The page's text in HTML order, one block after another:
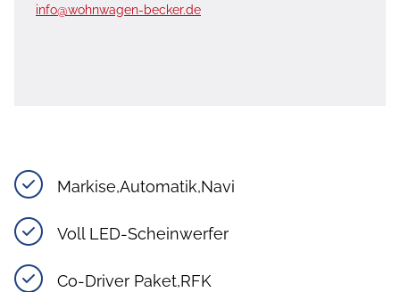
info@wohnwagen-becker.de
Markise,Automatik,Navi
Voll LED-Scheinwerfer
Co-Driver Paket,RFK